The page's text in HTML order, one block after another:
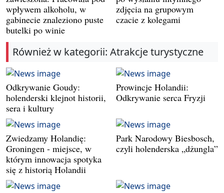
wpływem alkoholu, w
gabinecie znaleziono puste
butelki po winie
zdjęcia na grupowym
czacie z kolegami
Również w kategorii: Atrakcje turystyczne
Odkrywanie Goudy:
holenderski klejnot historii,
sera i kultury
Prowincje Holandii:
Odkrywanie serca Fryzji
Zwiedzamy Holandię:
Groningen - miejsce, w
którym innowacja spotyka
się z historią Holandii
Park Narodowy Biesbosch,
czyli holenderska „dżungla”